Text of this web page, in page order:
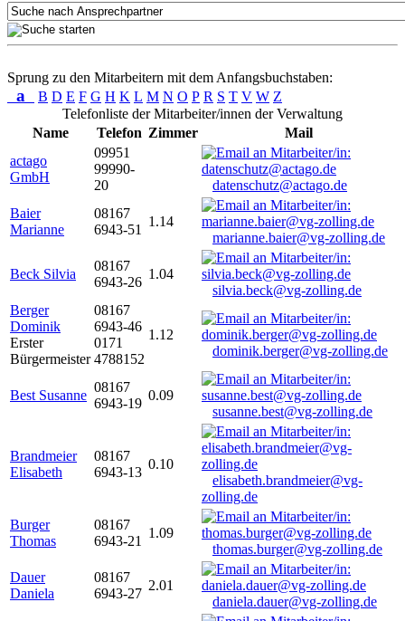
Sprung zu den Mitarbeitern mit dem Anfangsbuchstaben:
a B D E F G H K L M N O P R S T V W Z
Telefonliste der Mitarbeiter/innen der Verwaltung
Name
Telefon Zimmer
Mail
actago
GmbH
09951
99990-
20
datenschutz@actago.de
Baier
Marianne
08167
6943-51
1.14
marianne.baier@vg-zolling.de
Beck Silvia
08167
6943-26
1.04
silvia.beck@vg-zolling.de
Berger
Dominik
Erster
Bürgermeister
08167
6943-46
0171
4788152
1.12
dominik.berger@vg-zolling.de
Best Susanne
08167
6943-19
0.09
susanne.best@vg-zolling.de
Brandmeier
Elisabeth
08167
6943-13
0.10
elisabeth.brandmeier@vg-
zolling.de
Burger
Thomas
08167
6943-21
1.09
thomas.burger@vg-zolling.de
Dauer
Daniela
08167
6943-27
2.01
daniela.dauer@vg-zolling.de